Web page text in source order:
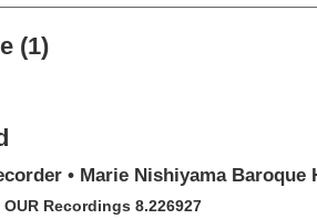
(1)
• Marie Nishiyama Baroque
OUR Recordings 8.226927